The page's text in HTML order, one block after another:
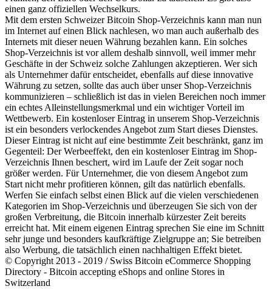
einen ganz offiziellen Wechselkurs.
Mit dem ersten Schweizer Bitcoin Shop-Verzeichnis kann man nun
im Internet auf einen Blick nachlesen, wo man auch außerhalb des
Internets mit dieser neuen Währung bezahlen kann. Ein solches
Shop-Verzeichnis ist vor allem deshalb sinnvoll, weil immer mehr
Geschäfte in der Schweiz solche Zahlungen akzeptieren. Wer sich
als Unternehmer dafür entscheidet, ebenfalls auf diese innovative
Währung zu setzen, sollte das auch über unser Shop-Verzeichnis
kommunizieren – schließlich ist das in vielen Bereichen noch immer
ein echtes Alleinstellungsmerkmal und ein wichtiger Vorteil im
Wettbewerb. Ein kostenloser Eintrag in unserem Shop-Verzeichnis
ist ein besonders verlockendes Angebot zum Start dieses Dienstes.
Dieser Eintrag ist nicht auf eine bestimmte Zeit beschränkt, ganz im
Gegenteil: Der Werbeeffekt, den ein kostenloser Eintrag im Shop-
Verzeichnis Ihnen beschert, wird im Laufe der Zeit sogar noch
größer werden. Für Unternehmer, die von diesem Angebot zum
Start nicht mehr profitieren können, gilt das natürlich ebenfalls.
Werfen Sie einfach selbst einen Blick auf die vielen verschiedenen
Kategorien im Shop-Verzeichnis und überzeugen Sie sich von der
großen Verbreitung, die Bitcoin innerhalb kürzester Zeit bereits
erreicht hat. Mit einem eigenen Eintrag sprechen Sie eine im Schnitt
sehr junge und besonders kaufkräftige Zielgruppe an; Sie betreiben
also Werbung, die tatsächlich einen nachhaltigen Effekt bietet.
© Copyright 2013 - 2019 / Swiss Bitcoin eCommerce Shopping
Directory - Bitcoin accepting eShops and online Stores in
Switzerland